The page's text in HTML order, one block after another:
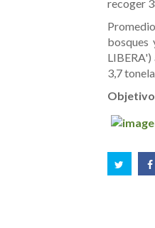
recoger
bosques
3,7